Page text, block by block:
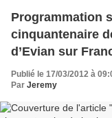
Programmation
cinquantenaire
d’Evian sur
Publié le 17/03/2012 à
Par Jeremy